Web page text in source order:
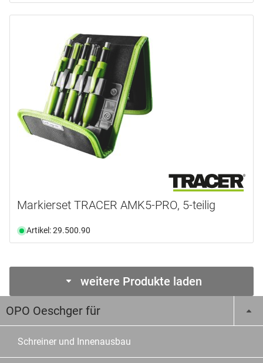
Markierset TRACER AMK5-PRO, 5-teilig
Artikel: 29.500.90
weitere Produkte laden
OPO Oeschger für
Schreiner und Innenausbau